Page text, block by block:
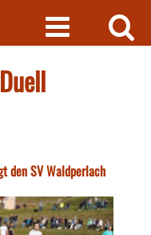
den SV Waldperlach